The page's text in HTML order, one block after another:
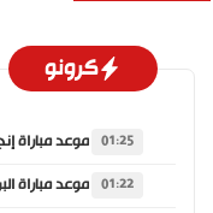
كرونو
01:25
01:22